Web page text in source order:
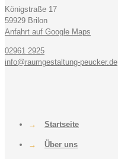
Königstraße 17
59929 Brilon
Anfahrt auf Google Maps
02961 2925
info@raumgestaltung-peucker.de
→ Startseite
→ Über uns